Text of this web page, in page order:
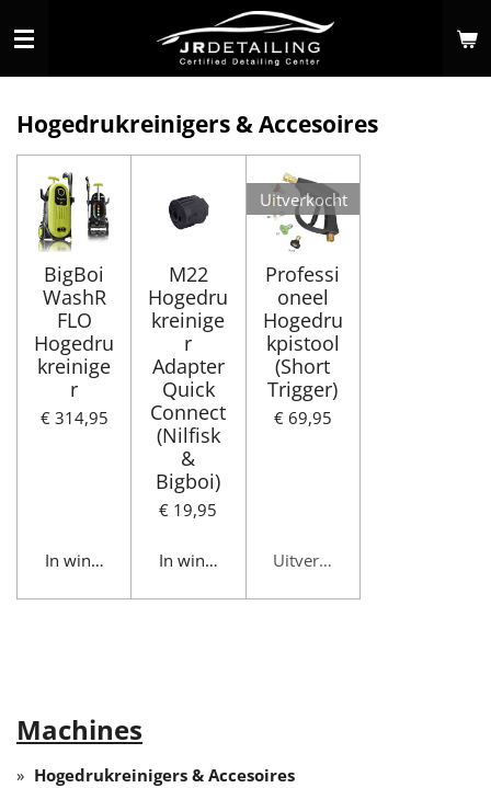
direct
hoofdinhoud
Hogedrukreinigers & Accesoires
BigBoi
WashR
FLO
Hogedru
kreinige
r
€ 314,95
In winkelwagen
M22
Hogedru
kreinige
r
Adapter
Quick
Connect
(Nilfisk
&
Bigboi)
€ 19,95
In winkelwagen
Uitverkocht
Professi
oneel
Hogedru
kpistool
(Short
Trigger)
€ 69,95
Uitverkocht
Machines
Hogedrukreinigers & Accesoires